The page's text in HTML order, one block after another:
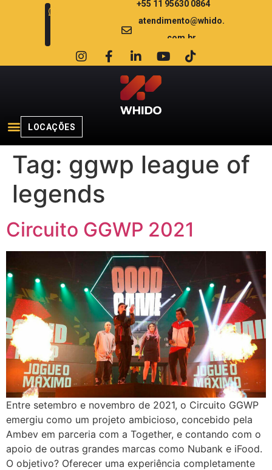
+55 11 95630 0864
atendimento@whido.
com.br
LOCAÇÕES
Tag: ggwp league of
legends
Circuito GGWP 2021
Entre setembro e novembro de 2021, o Circuito GGWP
emergiu como um projeto ambicioso, concebido pela
Ambev em parceria com a Together, e contando com o
apoio de outras grandes marcas como Nubank e iFood.
O objetivo? Oferecer uma experiência completamente